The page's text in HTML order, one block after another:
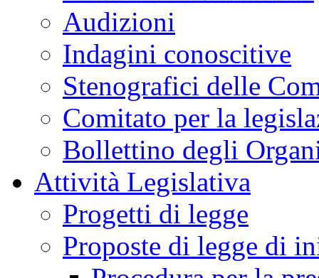
MENU DI
Salta il menu
Agenda dei Lavori
Resoconti
Assemblea
Giunte e Commissioni
Audizioni
Indagini conoscitive